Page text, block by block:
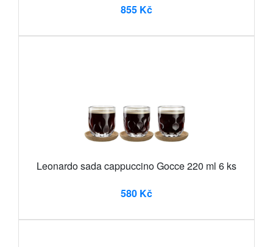
855 Kč
Leonardo sada cappuccino Gocce 220 ml 6 ks
580 Kč